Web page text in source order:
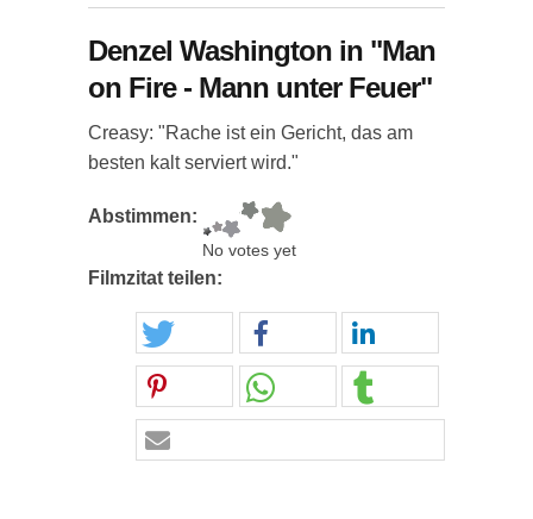
Denzel Washington in "Man
on Fire - Mann unter Feuer"
Creasy: "Rache ist ein Gericht, das am
besten kalt serviert wird."
Abstimmen:
No votes yet
Filmzitat teilen: